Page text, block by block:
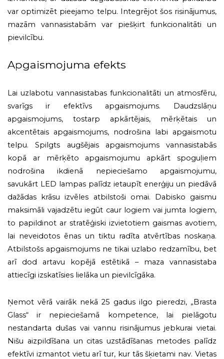
var optimizēt pieejamo telpu. Integrējot šos risinājumus,
mazām vannasistabām var piešķirt funkcionalitāti un
pievilcību.
Apgaismojuma efekts
Lai uzlabotu vannasistabas funkcionalitāti un atmosfēru,
svarīgs ir efektīvs apgaismojums. Daudzslāņu
apgaismojums, tostarp apkārtējais, mērķētais un
akcentētais apgaismojums, nodrošina labi apgaismotu
telpu. Spilgts augšējais apgaismojums vannasistabās
kopā ar mērķēto apgaismojumu apkārt spoguļiem
nodrošina ikdienā nepieciešamo apgaismojumu,
savukārt LED lampas palīdz ietaupīt enerģiju un piedāvā
dažādas krāsu izvēles atbilstoši omai. Dabisko gaismu
maksimāli vajadzētu iegūt caur logiem vai jumta logiem,
to papildinot ar stratēģiski izvietotiem gaismas avotiem,
lai neveidotos ēnas un tiktu radīta atvērtības noskaņa.
Atbilstošs apgaismojums ne tikai uzlabo redzamību, bet
arī dod artavu kopējā estētikā – maza vannasistaba
attiecīgi izskatīsies lielāka un pievilcīgāka.
Ņemot vērā vairāk nekā 25 gadus ilgo pieredzi, „Brasta
Glass“ ir nepieciešamā kompetence, lai pielāgotu
nestandarta dušas vai vannu risinājumus jebkurai vietai.
Nišu aizpildīšana un citas uzstādīšanas metodes palīdz
efektīvi izmantot vietu arī tur, kur tās šķietami nav. Vietas